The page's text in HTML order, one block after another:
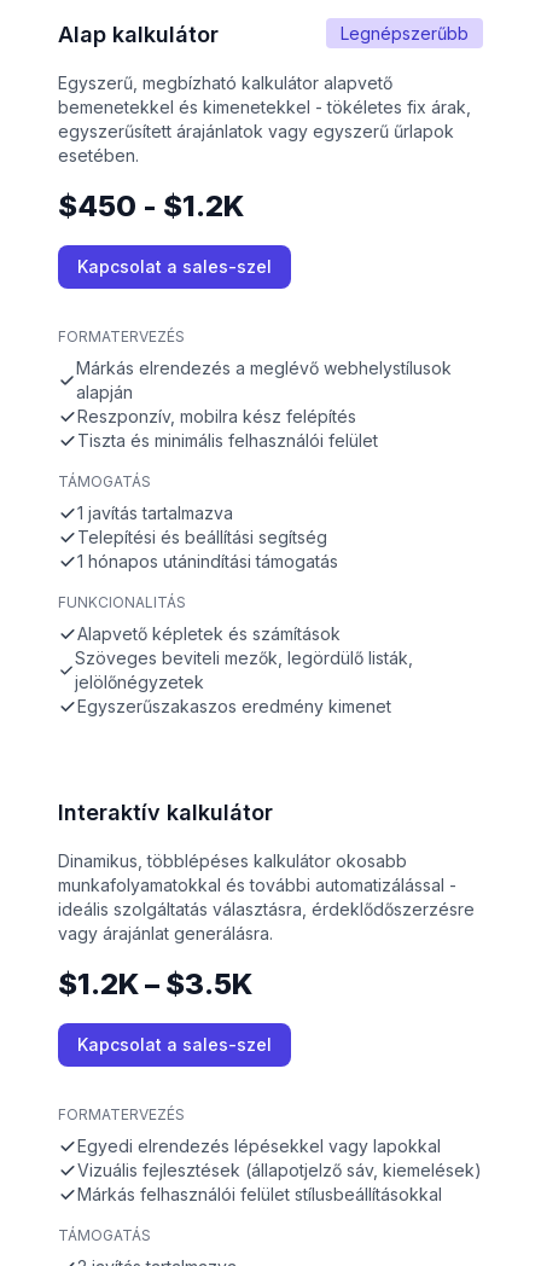
Legnépszerűbb
Alap kalkulátor
Egyszerű, megbízható kalkulátor alapvető
bemenetekkel és kimenetekkel - tökéletes fix árak,
egyszerűsített árajánlatok vagy egyszerű űrlapok
esetében.
$450 - $1.2K
Kapcsolat a sales-szel
FORMATERVEZÉS
Márkás elrendezés a meglévő webhelystílusok
alapján
Reszponzív, mobilra kész felépítés
Tiszta és minimális felhasználói felület
TÁMOGATÁS
1 javítás tartalmazva
Telepítési és beállítási segítség
1 hónapos utánindítási támogatás
FUNKCIONALITÁS
Alapvető képletek és számítások
Szöveges beviteli mezők, legördülő listák,
jelölőnégyzetek
Egyszerűszakaszos eredmény kimenet
Interaktív kalkulátor
Dinamikus, többlépéses kalkulátor okosabb
munkafolyamatokkal és további automatizálással -
ideális szolgáltatás választásra, érdeklődőszerzésre
vagy árajánlat generálásra.
$1.2K – $3.5K
Kapcsolat a sales-szel
FORMATERVEZÉS
Egyedi elrendezés lépésekkel vagy lapokkal
Vizuális fejlesztések (állapotjelző sáv, kiemelések)
Márkás felhasználói felület stílusbeállításokkal
TÁMOGATÁS